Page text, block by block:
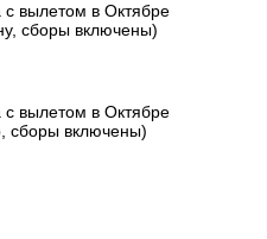
с вылетом в Октябре
сборы включены)
с вылетом в Октябре
сборы включены)